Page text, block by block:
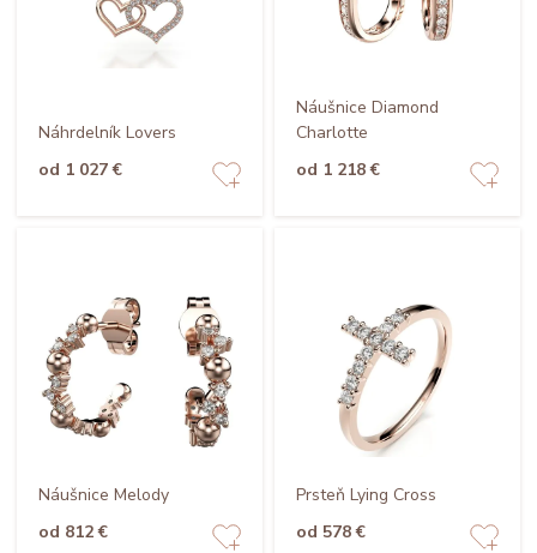
Náhrdelník Lovers
od 1 027 €
Náušnice Diamond
Charlotte
od 1 218 €
Náušnice Melody
od 812 €
Prsteň Lying Cross
od 578 €